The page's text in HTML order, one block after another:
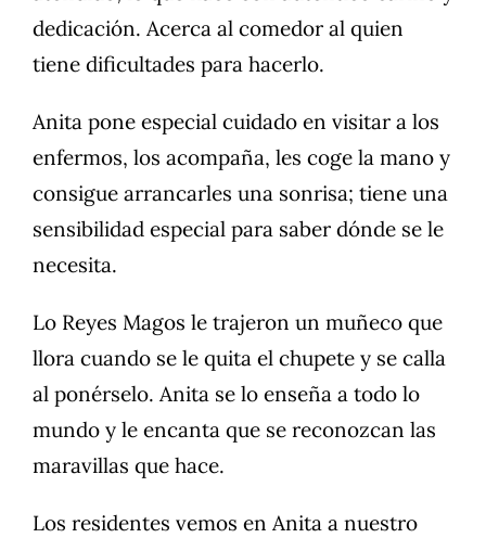
dedicación. Acerca al comedor al quien
tiene dificultades para hacerlo.
Anita pone especial cuidado en visitar a los
enfermos, los acompaña, les coge la mano y
consigue arrancarles una sonrisa; tiene una
sensibilidad especial para saber dónde se le
necesita.
Lo Reyes Magos le trajeron un muñeco que
llora cuando se le quita el chupete y se calla
al ponérselo. Anita se lo enseña a todo lo
mundo y le encanta que se reconozcan las
maravillas que hace.
Los residentes vemos en Anita a nuestro